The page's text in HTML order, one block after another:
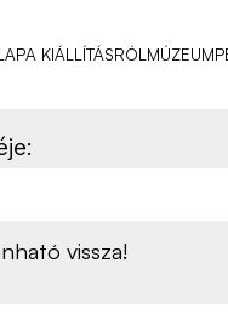
A KIÁLLÍTÁSRÓL
vissza!